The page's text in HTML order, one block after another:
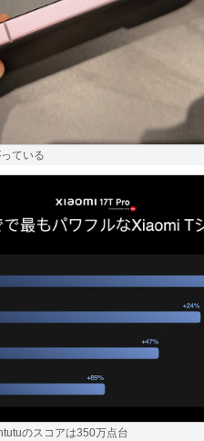
ている
のスコアは350万点台